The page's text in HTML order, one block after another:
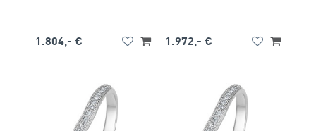
1.804,- € 1.972,- €